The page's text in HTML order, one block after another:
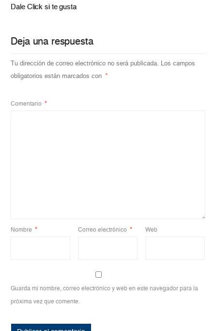
Dale Click si te gusta
Deja una respuesta
Tu dirección de correo electrónico no será publicada. Los campos
obligatorios están marcados con
*
Comentario *
Nombre * Correo electrónico * Web
Guarda mi nombre, correo electrónico y web en este navegador para la
próxima vez que comente.